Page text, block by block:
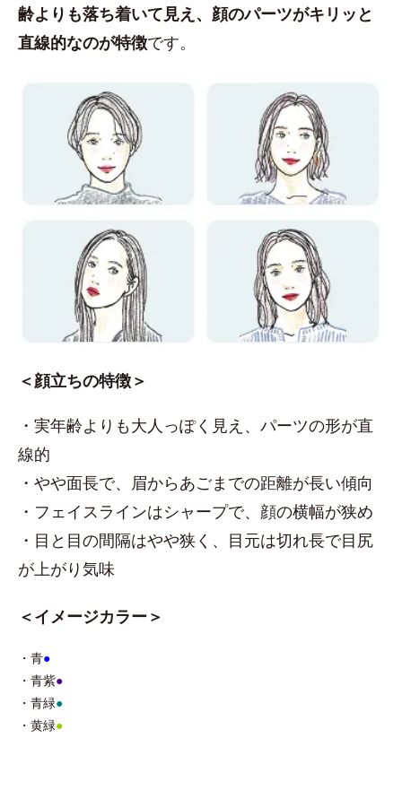
齢よりも落ち着いて見え、顔のパーツがキリッと
直線的なのが特徴です。
＜顔立ちの特徴＞
・実年齢よりも大人っぽく見え、パーツの形が直
線的
・やや面長で、眉からあごまでの距離が長い傾向
・フェイスラインはシャープで、顔の横幅が狭め
・目と目の間隔はやや狭く、目元は切れ長で目尻
が上がり気味
＜イメージカラー＞
・青●
・青紫●
・青緑●
・黄緑●